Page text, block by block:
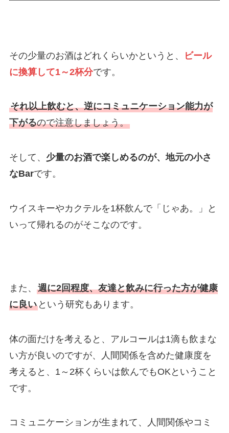
その少量のお酒はどれくらいかというと、
ビール
に換算して1～2杯分です。
それ以上飲むと、逆にコミュニケーション能力が
下がるので注意しましょう。
そして、 少量のお酒で楽しめるのが、地元の小さ
なBarです。
ウイスキーやカクテルを1杯飲んで「じゃあ。」と
いって帰れるのがそこなのです。
また、 週に2回程度、友達と飲みに行った方が健康
に良いという研究もあります。
体の面だけを考えると、アルコールは1滴も飲まな
い方が良いのですが、人間関係を含めた健康度を
考えると、1～2杯くらいは飲んでもOKということ
です。
コミュニケーションが生まれて、人間関係やコミ